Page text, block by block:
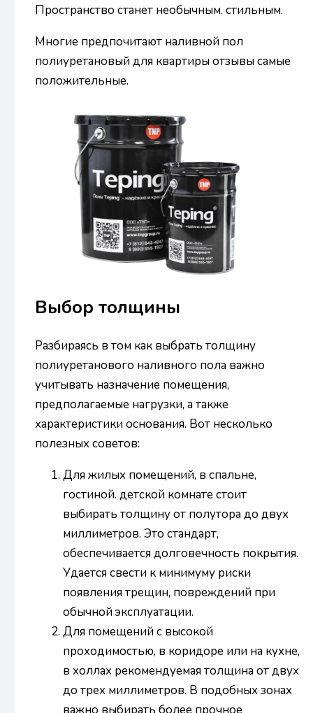
Пространство станет необычным. стильным.
Многие предпочитают наливной пол
полиуретановый для квартиры отзывы самые
положительные.
Выбор толщины
Разбираясь в том как выбрать толщину
полиуретанового наливного пола важно
учитывать назначение помещения,
предполагаемые нагрузки, а также
характеристики основания. Вот несколько
полезных советов:
Для жилых помещений, в спальне,
гостиной. детской комнате стоит
выбирать толщину от полутора до двух
миллиметров. Это стандарт,
обеспечивается долговечность покрытия.
Удается свести к минимуму риски
появления трещин, повреждений при
обычной эксплуатации.
Для помещений с высокой
проходимостью, в коридоре или на кухне,
в холлах рекомендуемая толщина от двух
до трех миллиметров. В подобных зонах
важно выбирать более прочное